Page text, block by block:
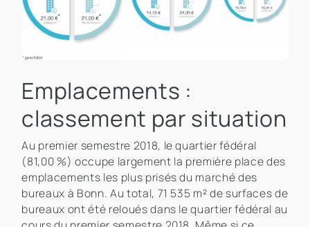
Emplacements :
classement par situation
Au premier semestre 2018, le quartier fédéral
(81,00 %) occupe largement la première place des
emplacements les plus prisés du marché des
bureaux à Bonn. Au total, 71 535 m² de surfaces de
bureaux ont été reloués dans le quartier fédéral au